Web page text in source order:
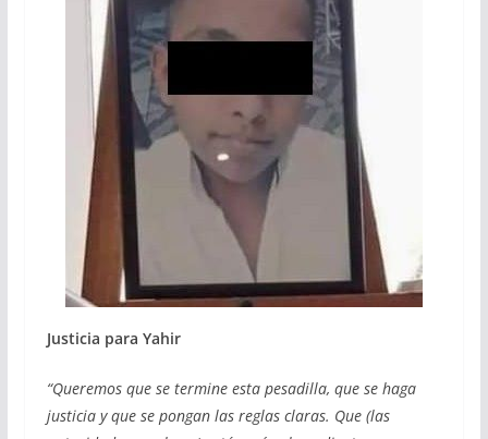
Justicia para Yahir
“Queremos que se termine esta pesadilla, que se haga
justicia y que se pongan las reglas claras. Que (las